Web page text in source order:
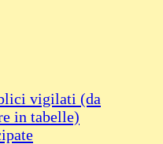
vigilati (da
in tabelle)